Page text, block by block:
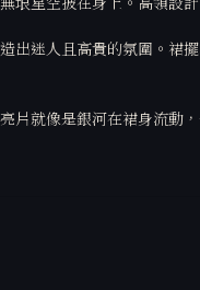
迷人且高貴的氛圍。
就像是銀河在裙身流動